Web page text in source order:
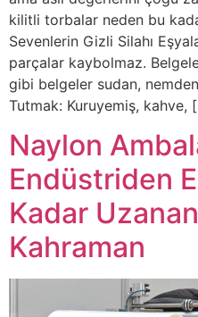
kilitli torbalar neden bu
Sevenlerin Gizli Silahı
parçalar kaybolmaz.
gibi belgeler sudan,
Tutmak: Kuruyemiş, kahve,
Naylon
Endüstriden
Kadar
Kahraman